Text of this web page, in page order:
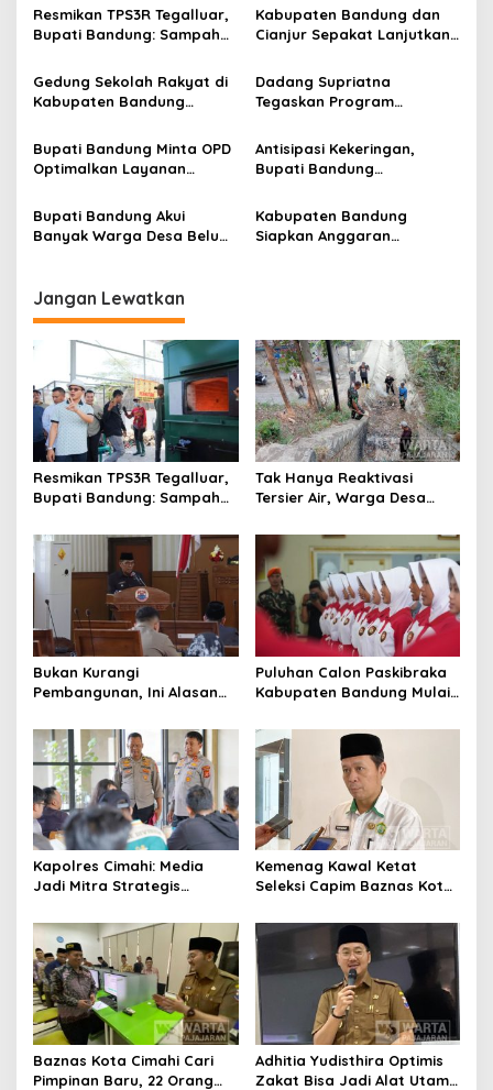
i
o
Resmikan TPS3R Tegalluar,
Bupati Bandung: Sampah
Pemerintah
Kabupaten Bandung dan
Cianjur Sepakat Lanjutkan
Percepat Pertumbuhan
Ekonomi Daerah
Gedung Sekolah Rakyat di
Kabupaten Bandung
Siap Tampung Dua Ribu
Siswa
Dadang Supriatna
Tegaskan Program
Efisiensi Anggaran
Bupati Bandung Minta OPD
Optimalkan Layanan
Masyarakat Soal
Kekeringan
Antisipasi Kekeringan,
Bupati Bandung
Tempatkan Toren di Tiap
Kecamatan
Bupati Bandung Akui
Banyak Warga Desa Belum
Kabupaten Bandung
Siapkan Anggaran
Jangan Lewatkan
Resmikan TPS3R Tegalluar,
Bupati Bandung: Sampah
Pemerintah
Tak Hanya Reaktivasi
Tersier Air, Warga Desa
Alternatif di Padalarang
Bukan Kurangi
Pembangunan, Ini Alasan
Pengurangan Belanja
Daerah
Puluhan Calon Paskibraka
Kabupaten Bandung Mulai
Kapolres Cimahi: Media
Jadi Mitra Strategis
Publik
Kemenag Kawal Ketat
Seleksi Capim Baznas Kota
Komisioner Baznas
Berintegritas
Baznas Kota Cimahi Cari
Pimpinan Baru, 22 Orang
Adhitia Yudisthira Optimis
Zakat Bisa Jadi Alat Utama